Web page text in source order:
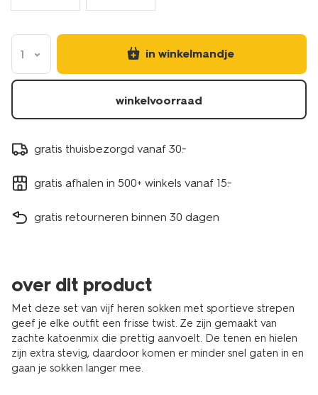
1 in winkelmandje
winkelvoorraad
gratis thuisbezorgd vanaf 30.-
gratis afhalen in 500+ winkels vanaf 15.-
gratis retourneren binnen 30 dagen
over dit product
Met deze set van vijf heren sokken met sportieve strepen
geef je elke outfit een frisse twist. Ze zijn gemaakt van
zachte katoenmix die prettig aanvoelt. De tenen en hielen
zijn extra stevig, daardoor komen er minder snel gaten in en
gaan je sokken langer mee.